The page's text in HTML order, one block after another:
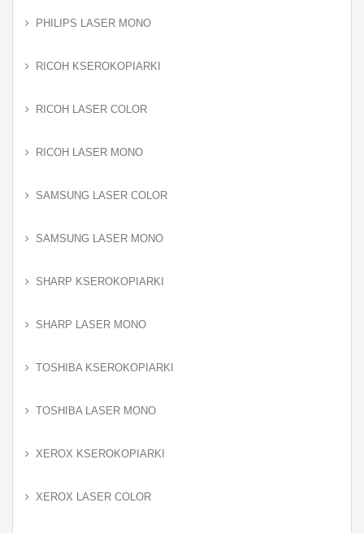
PHILIPS LASER MONO
RICOH KSEROKOPIARKI
RICOH LASER COLOR
RICOH LASER MONO
SAMSUNG LASER COLOR
SAMSUNG LASER MONO
SHARP KSEROKOPIARKI
SHARP LASER MONO
TOSHIBA KSEROKOPIARKI
TOSHIBA LASER MONO
XEROX KSEROKOPIARKI
XEROX LASER COLOR